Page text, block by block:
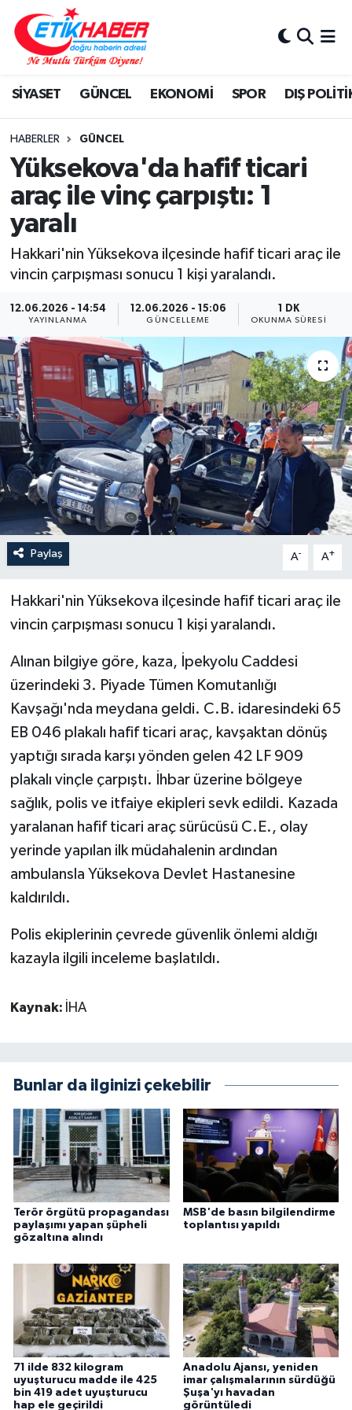
SİYASET GÜNCEL EKONOMİ SPOR DIŞ
HABERLER GÜNCEL
Yüksekova'da hafif ticari
araç ile vinç çarpıştı: 1
yaralı
Hakkari'nin Yüksekova ilçesinde hafif ticari araç ile
vincin çarpışması sonucu 1 kişi yaralandı.
12.06.2026 - 14:54
YAYINLANMA
12.06.2026 - 15:06
GÜNCELLEME
1 DK
OKUNMA SÜRESI
Paylaş A- A+
Hakkari'nin Yüksekova ilçesinde hafif ticari araç ile
vincin çarpışması sonucu 1 kişi yaralandı.
Alınan bilgiye göre, kaza, İpekyolu Caddesi
üzerindeki 3. Piyade Tümen Komutanlığı
Kavşağı'nda meydana geldi. C.B. idaresindeki 65
EB 046 plakalı hafif ticari araç, kavşaktan dönüş
yaptığı sırada karşı yönden gelen 42 LF 909
plakalı vinçle çarpıştı. İhbar üzerine bölgeye
sağlık, polis ve itfaiye ekipleri sevk edildi. Kazada
yaralanan hafif ticari araç sürücüsü C.E., olay
yerinde yapılan ilk müdahalenin ardından
ambulansla Yüksekova Devlet Hastanesine
kaldırıldı.
Polis ekiplerinin çevrede güvenlik önlemi aldığı
kazayla ilgili inceleme başlatıldı.
Kaynak: İHA
Bunlar da ilginizi çekebilir
Terör örgütü propagandası
paylaşımı yapan şüpheli
gözaltına alındı
MSB'de basın bilgilendirme
toplantısı yapıldı
71 ilde 832 kilogram
uyuşturucu madde ile 425
bin 419 adet uyuşturucu
hap ele geçirildi
Anadolu Ajansı, yeniden
imar çalışmalarının sürdüğü
Şuşa'yı havadan
görüntüledi
BİLİM-TEKNOLOJİ
DIŞ POLİTİKA
DÜNYA
EĞİTİM GENÇLİK
EKONOMİ
KÖŞE YAZILARI
KÜLTÜR-SANAT-MAGAZİN
MEDYA
ÖZEL HABER
RÖPORTAJLAR
SAĞLIK
SİYASET
GÜNCEL
YAŞAM
Yerel
Nöbetçi Eczaneler
Hava Durumu
İstanbul Namaz Vakitleri
Trafik Durumu
Süper Lig Puan Durumu ve Fikstür
Tüm Manşetler
Son Dakika Haberleri
Haber Arşivi